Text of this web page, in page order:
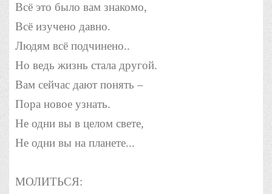
Всё это было вам знакомо,
Всё изучено давно.
Людям всё подчинено..
Но ведь жизнь стала другой.
Вам сейчас дают понять –
Пора новое узнать.
Не одни вы в целом свете,
Не одни вы на планете...
МОЛИТЬСЯ: